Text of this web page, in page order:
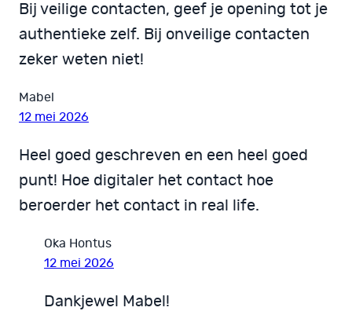
Bij veilige contacten, geef je opening tot je
authentieke zelf. Bij onveilige contacten
zeker weten niet!
Mabel
12 mei 2026
Heel goed geschreven en een heel goed
punt! Hoe digitaler het contact hoe
beroerder het contact in real life.
Oka Hontus
12 mei 2026
Dankjewel Mabel!